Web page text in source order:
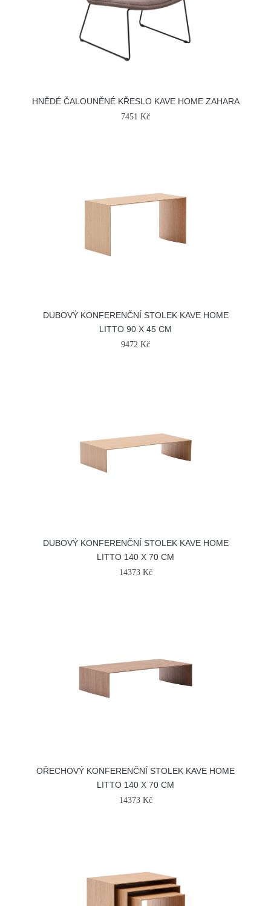
HNĚDÉ ČALOUNĚNÉ KŘESLO KAVE HOME ZAHARA
7451 Kč
DUBOVÝ KONFERENČNÍ STOLEK KAVE HOME
LITTO 90 X 45 CM
9472 Kč
DUBOVÝ KONFERENČNÍ STOLEK KAVE HOME
LITTO 140 X 70 CM
14373 Kč
OŘECHOVÝ KONFERENČNÍ STOLEK KAVE HOME
LITTO 140 X 70 CM
14373 Kč